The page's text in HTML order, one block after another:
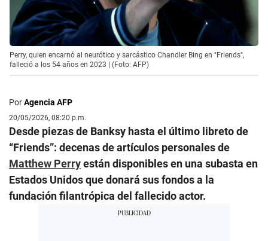
Perry, quien encarnó al neurótico y sarcástico Chandler Bing en "Friends",
falleció a los 54 años en 2023 | (Foto: AFP)
PorAgencia AFP
20/05/2026, 08:20 p.m.
Desde piezas de Banksy hasta el último libreto de
“Friends”: decenas de artículos personales de
Matthew Perryestán disponibles en una subasta en
Estados Unidos que donará sus fondos a la
fundación filantrópica del fallecido actor.